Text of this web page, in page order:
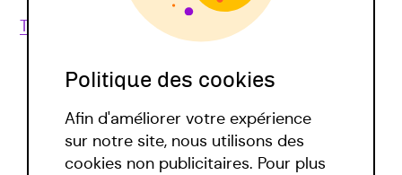
Toutes les techniques
Politique des cookies
Afin d'améliorer votre expérience
sur notre site, nous utilisons des
cookies non publicitaires. Pour plus